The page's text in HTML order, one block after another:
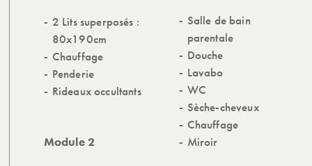
2 Lits superposés :
80x190cm
Chauffage
Penderie
Rideaux occultants
Module 2
Salle de bain
parentale
Douche
Lavabo
WC
Sèche-cheveux
Chauffage
Miroir